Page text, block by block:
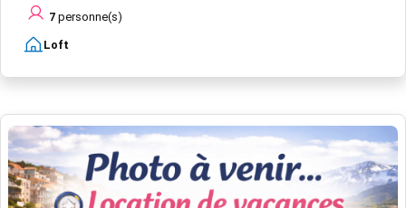
7 personne(s)
Loft